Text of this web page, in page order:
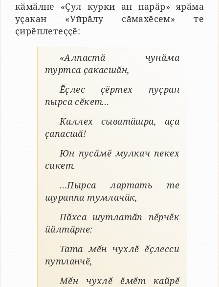
кӑмӑлне «Ҫул курки ан парӑр» ярӑма
уҫакан «Уйрӑлу сӑмахӗсем» те
ҫирӗплетеҫҫӗ:
«Алпастӑ чунӑма
туртса ҫакасшӑн,
Ӗҫлес ҫӗртех пуҫран
пырса сӗкет…
Каллех сыватӑшра, аҫа
ҫапасшӑ!
Юн пусӑмӗ мулкач пекех
сикет.
…Пырса лартать те
шураппа тумлачӑк,
Пӑхса шутлатӑп пӗрчӗк
йӑлтӑрне:
Тата мӗн чухлӗ ӗҫлесси
путланчӗ,
Мӗн чухлӗ ӗмӗт кайрӗ